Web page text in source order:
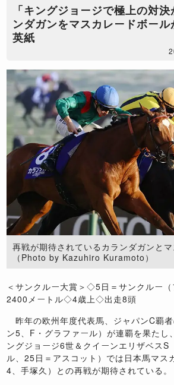
「キングジョージで極上の対
ンダガンをマスカレードボール
英紙
再戦が期待されているカランダガンとマ
（Photo by Kazuhiro Kuramoto）
＜サンクルー大賞＞◇5日＝サンクルー
2400メートル◇4歳上◇出走8頭
昨年の欧州年度代表馬、ジャパンC覇
ン5、F・グラファール）が連覇を果たし
ングジョージ6世＆クイーンエリザベスS
ル、25日＝アスコット）では日本馬マス
4、手塚久）との再戦が期待されている。